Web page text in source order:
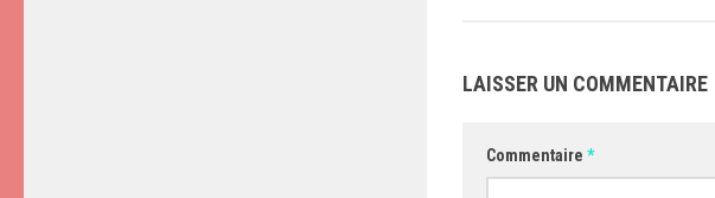
LAISSER UN COMMENTAIRE
Commentaire *